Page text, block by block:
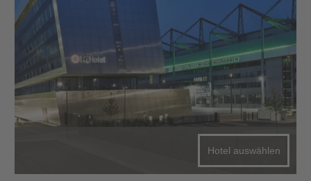
Hotel auswählen